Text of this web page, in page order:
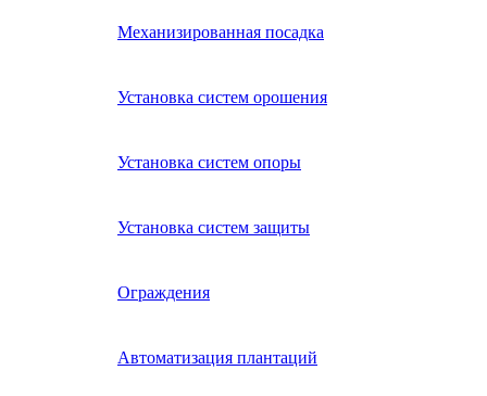
Механизированная посадка
Установка систем орошения
Установка систем опоры
Установка систем защиты
Ограждения
Автоматизация плантаций